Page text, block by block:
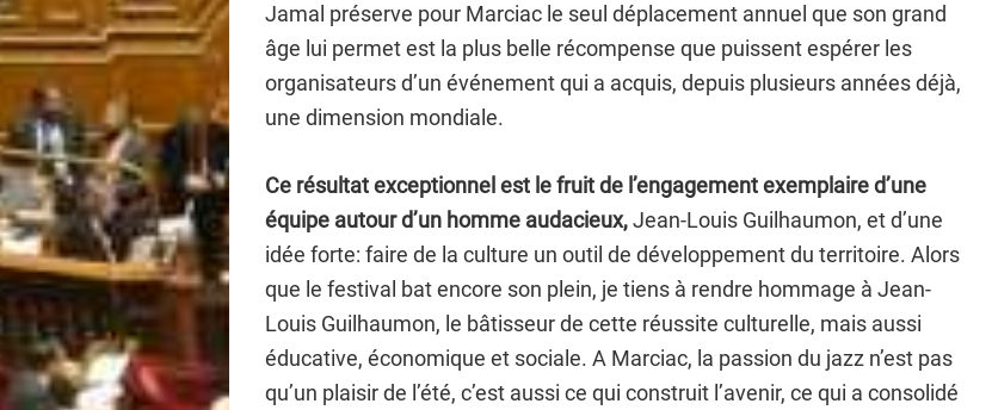
Jamal préserve pour Marciac le seul déplacement annuel que son grand
âge lui permet est la plus belle récompense que puissent espérer les
organisateurs d’un événement qui a acquis, depuis plusieurs années déjà,
une dimension mondiale.
Ce résultat exceptionnel est le fruit de l’engagement exemplaire d’une
équipe autour d’un homme audacieux,Jean-Louis Guilhaumon, et d’une
idée forte: faire de la culture un outil de développement du territoire. Alors
que le festival bat encore son plein, je tiens à rendre hommage à Jean-
Louis Guilhaumon, le bâtisseur de cette réussite culturelle, mais aussi
éducative, économique et sociale. A Marciac, la passion du jazz n’est pas
qu’un plaisir de l’été, c’est aussi ce qui construit l’avenir, ce qui a consolidé